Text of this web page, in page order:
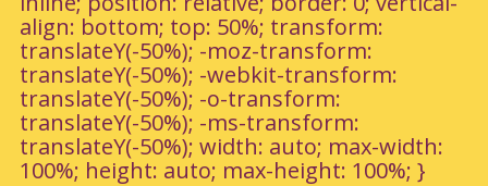
align: bottom; top: 50%; transform:
translateY(-50%); -moz-transform:
translateY(-50%); -webkit-transform:
translateY(-50%); -o-transform:
translateY(-50%); -ms-transform:
translateY(-50%); width: auto; max-width:
100%; height: auto; max-height: 100%; }